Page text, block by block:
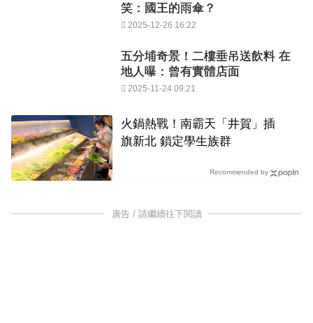
笑：國王的雨傘？
2025-12-26 16:22
五分埔奇景！二樓垂吊送飲料 在
地人曝：曾有實體店面
2025-11-24 09:21
火鍋熱戰！南霸天「井賀」插
旗新北 鎖定學生族群
Recommended by
廣告 / 請繼續往下閱讀